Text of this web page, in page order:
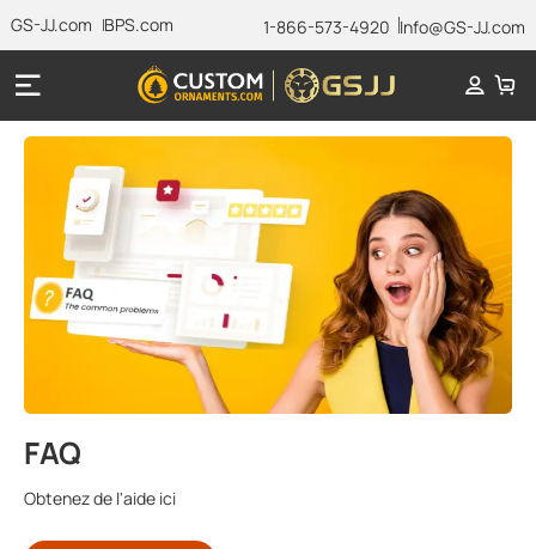
GS-JJ.com BPS.com 1-866-573-4920 Info@GS-JJ.com
FAQ
Obtenez de l'aide ici